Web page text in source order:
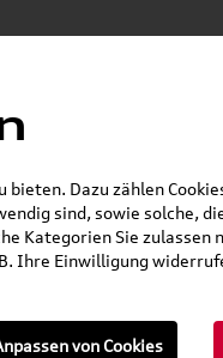
Dazu zählen
sind, sowie solche,
Kategorien Sie zulassen
Ihre Einwilligung
von Cookies